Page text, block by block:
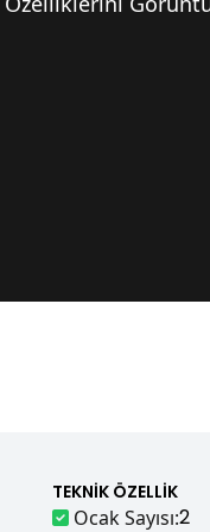
TEKNIK ÖZELLIK
Ocak Sayısı:2